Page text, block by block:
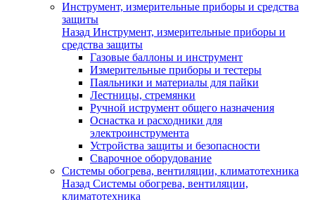
Инструмент, измерительные приборы и средства
защиты
Назад Инструмент, измерительные приборы и
средства защиты
Газовые баллоны и инструмент
Измерительные приборы и тестеры
Паяльники и материалы для пайки
Лестницы, стремянки
Ручной иструмент общего назначения
Оснастка и расходники для
электроинструмента
Устройства защиты и безопасности
Сварочное оборудование
Системы обогрева, вентиляции, климатотехника
Назад Системы обогрева, вентиляции,
климатотехника